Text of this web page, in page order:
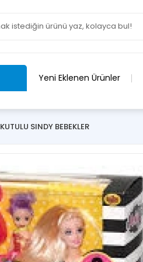
Yeni Eklenen Ürünler
KUTULU SINDY BEBEKLER